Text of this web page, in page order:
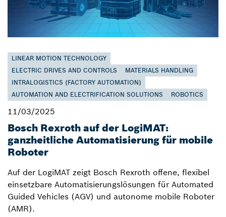
LINEAR MOTION TECHNOLOGY
ELECTRIC DRIVES AND CONTROLS
MATERIALS HANDLING
INTRALOGISTICS (FACTORY AUTOMATION)
AUTOMATION AND ELECTRIFICATION SOLUTIONS
ROBOTICS
11/03/2025
Bosch Rexroth auf der LogiMAT:
ganzheitliche Automatisierung für mobile
Roboter
Auf der LogiMAT zeigt Bosch Rexroth offene, flexibel
einsetzbare Automatisierungslösungen für Automated
Guided Vehicles (AGV) und autonome mobile Roboter
(AMR).